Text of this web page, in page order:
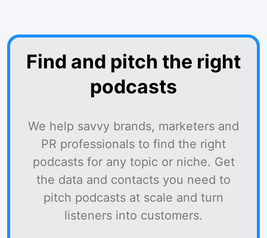
Find and pitch the right
podcasts
We help savvy brands, marketers and
PR professionals to find the right
podcasts for any topic or niche. Get
the data and contacts you need to
pitch podcasts at scale and turn
listeners into customers.